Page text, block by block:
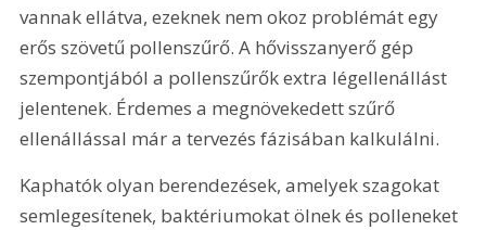
vannak ellátva, ezeknek nem okoz problémát egy
erős szövetű pollenszűrő. A hővisszanyerő gép
szempontjából a pollenszűrők extra légellenállást
jelentenek. Érdemes a megnövekedett szűrő
ellenállással már a tervezés fázisában kalkulálni.
Kaphatók olyan berendezések, amelyek szagokat
semlegesítenek, baktériumokat ölnek és polleneket